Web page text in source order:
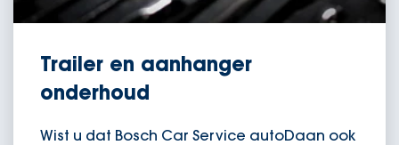
Trailer en aanhanger
onderhoud
Wist u dat Bosch Car Service autoDaan ook